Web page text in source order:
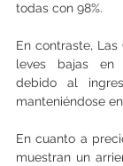
todas con 98%.
En contraste,
leves bajas en
debido al
manteniéndose
En cuanto a
muestran un